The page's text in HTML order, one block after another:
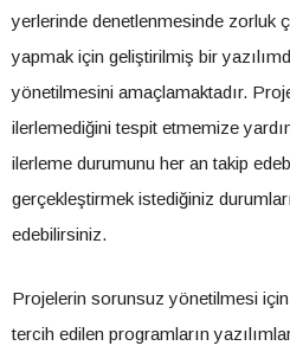
yerlerinde denetlenmesinde zorluk
yapmak için geliştirilmiş bir
yönetilmesini amaçlamaktadır.
ilerlemediğini tespit etmemize
ilerleme durumunu her an takip
gerçekleştirmek istediğiniz
edebilirsiniz.
Projelerin sorunsuz yönetilmesi
tercih edilen programların